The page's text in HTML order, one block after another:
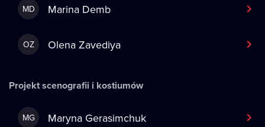
MD Marina Demb
OZ Olena Zavediya
Projekt scenografii i kostiumów
MG Maryna Gerasimchuk